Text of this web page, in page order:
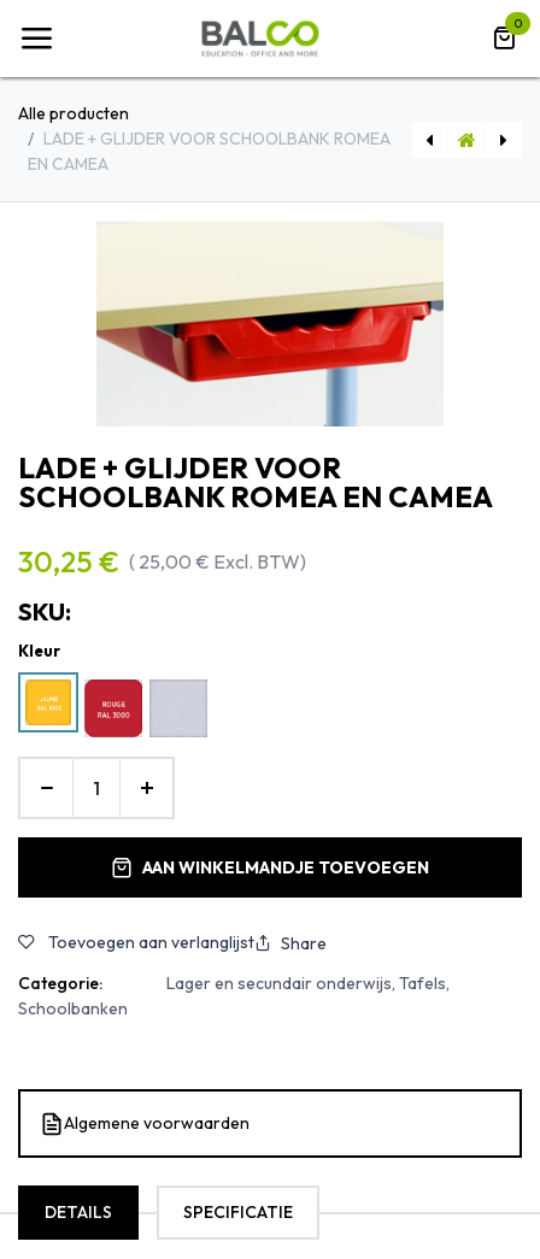
0
Alle producten
LADE + GLIJDER VOOR SCHOOLBANK ROMEA
EN CAMEA
LADE + GLIJDER VOOR
SCHOOLBANK ROMEA EN CAMEA
30,25 € ( 25,00 € Excl. BTW)
SKU:
Kleur
AAN WINKELMANDJE TOEVOEGEN
Toevoegen aan verlanglijst
Share
Categorie:
Lager en secundair onderwijs, Tafels,
Schoolbanken
Algemene voorwaarden
DETAILS SPECIFICATIE